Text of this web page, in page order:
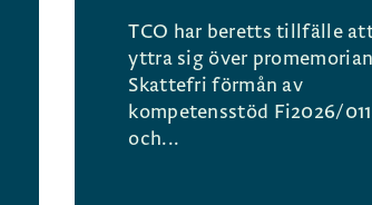
TCO har beretts tillfälle
yttra sig över promemorian
Skattefri förmån av
kompetensstöd Fi2026/
och...